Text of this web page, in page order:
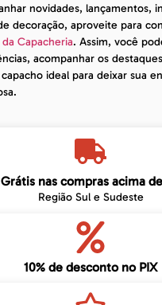
novidades, lançamentos,
decoração, aproveite para
Capacheria. Assim, você
acompanhar os
ideal para deixar sua
nas compras acima
Região Sul e Sudeste
10% de desconto no PIX